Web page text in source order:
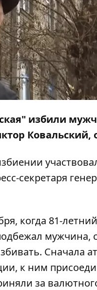
избили
секретаря
когда 81-
мужчина,
Сначала
к ним
за